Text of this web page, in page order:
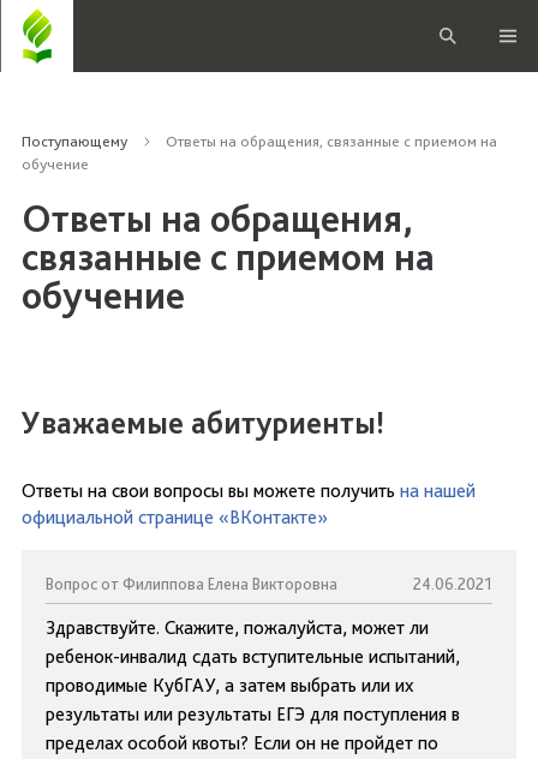
Поступающему
Ответы на обращения, связанные с приемом на
обучение
Ответы на обращения,
связанные с приемом на
обучение
Уважаемые абитуриенты!
Ответы на свои вопросы вы можете получить на нашей
официальной странице «ВКонтакте»
Вопрос от Филиппова Елена Викторовна 24.06.2021
Здравствуйте. Скажите, пожалуйста, может ли
ребенок-инвалид сдать вступительные испытаний,
проводимые КубГАУ, а затем выбрать или их
результаты или результаты ЕГЭ для поступления в
пределах особой квоты? Если он не пройдет по